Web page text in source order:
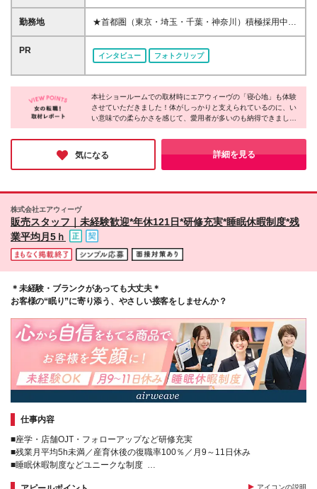
験のある方は歓迎します（アルバイト含む） ---- 契約
の更新 有（契約期間満了時に判断） 更新上限 有
円～ ・千葉、埼玉、愛知：月給25万3000円～ 【契約
社員】 ・東京、神奈川：月給25万5000円～ ・千葉、
万2000円～ ・その他の地域：月給21万5000円～ ※ス
に差異なし ※給与は居住地に伴います ※残業代は全額
支給
勤務地
★首都圏（東京・埼玉・千葉・神奈川）積極採用中！
★新規店舗も続々とオープン中！未経験から早期に店
長を目指せるチャンスも◎ ------------採用強化店舗-----
--------- ■東京都 三越日本橋/松屋銀座/京王新宿/東急吉
祥寺/伊勢丹立川/ハンズ北千住 等 ■埼玉県 伊勢丹浦和/
イオンモールレイクタウン等 ■千葉県 柏高島屋/プレ
ミアム・アウトレット 酒々井 等 ■神奈川県 東急たま
プラーザ/ジ・アウトレット湘南平塚 等 -------------------
-------------------- 全国の百貨店・専門店で募集中！ ※勤
務地は希望を考慮 ※転居を伴う異動はなし ※ご家族の
転勤や希望のキャリアによって異動可能
PR
インタビュー フォトクリップ
本社ショールームでの取材時にエアウィーヴの「寝心地」も体験
させていただきました！体がしっかりと支えられているのに、い
い意味での柔らかさを感じて、愛用者が多いのも納得できまし
た。ブランド力が高いだけでなく、働いている方々も温かく、居
心地の良さを感じられるのも同社の魅力。キャリアアップのチャ
ンスもあるので、これからさらに大きくなっていく同社でなら長
期的な目線でキャリアが築けそうです。
気になる 詳細を見る
株式会社エアウィーヴ
販売スタッフ｜未経験歓迎*年休121日*研修充実*睡眠休暇制度*残
業平均月5ｈ
＊未経験・ブランクがあっても大丈夫＊
お客様の“眠り”に寄り添う、やさしい接客をしませんか？
仕事内容
■座学・店舗OJT・フォローアップなど研修充実
■残業月平均5h未満／産育休後の復職率100％／月9～11日休み
■睡眠休暇制度などユニークな制度
アイコンの説明